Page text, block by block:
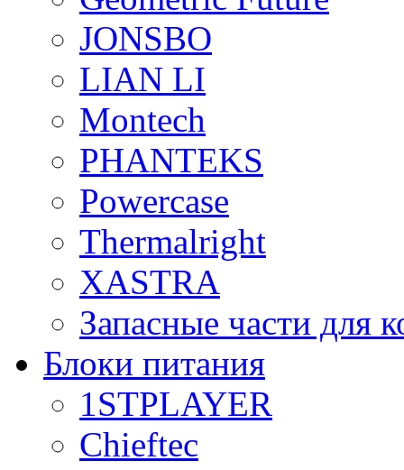
JONSBO
LIAN LI
Montech
PHANTEKS
Powercase
Thermalright
XASTRA
Запасные части для
Блоки питания
1STPLAYER
Chieftec